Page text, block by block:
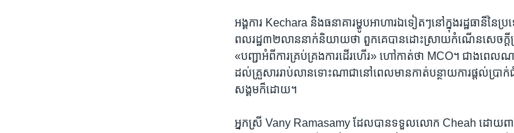
អង្គការ Kechara ​និង​ធនាគារម្ហូបអាហារ​ឯទៀតៗ​នៅ​ក្នុង​រដ្ឋធានី​
ពលរដ្ឋ៣២​លាននាក់និយាយថា​ ពួក​គេ​បាន​ដោះស្រាយកំណើន​សេចក្តី​ត្រូ
«បញ្ជាអំពីការ​គ្រប់គ្រងការដើរហើរ»​ ហៅកាត់​ថា MCO។​ ជាង​ពេ
ដល់គ្រួសារ​រាប់លាន​ទោះ​ណា​ជា​នៅ​ពេលមានកាត់បន្ថាយ​ការផ្តល់​ប្រ
សង្គមក៏ដោយ។
អ្នក​ស្រី Vany Ramasamy ដែល​បានទទួល​លោក Cheah ដោយព